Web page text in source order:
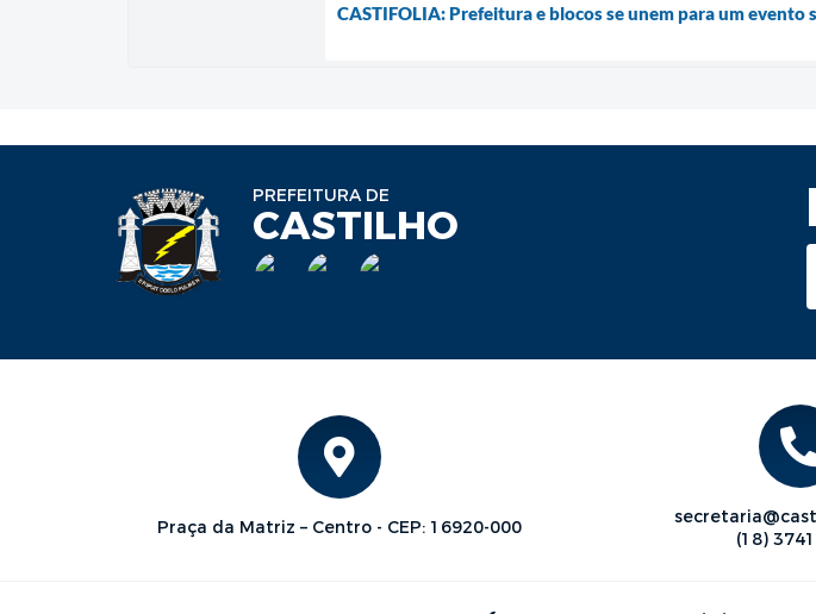
CASTIFOLIA: Prefeitura e blocos se unem para um evento
PREFEITURA DE
CASTILHO
Praça da Matriz – Centro - CEP: 16920-000
(18)